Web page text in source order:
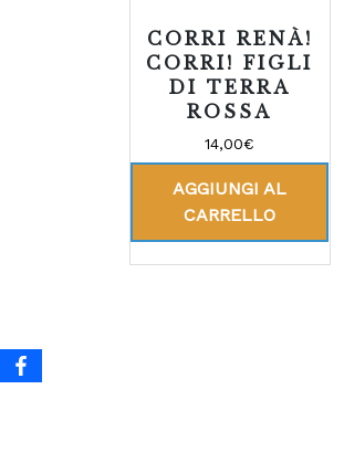
CORRI RENÀ!
CORRI! FIGLI
DI TERRA
ROSSA
14,00€
AGGIUNGI AL
CARRELLO